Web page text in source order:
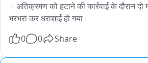
। अतिक्रमण को हटाने की कार्रवाई के दौरान
भरभरा कर धराशाई हो गया।
0
0 Share